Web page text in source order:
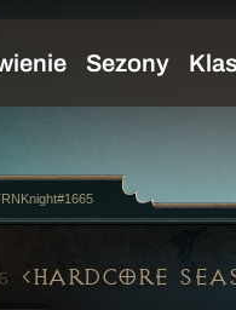
HARDCORE